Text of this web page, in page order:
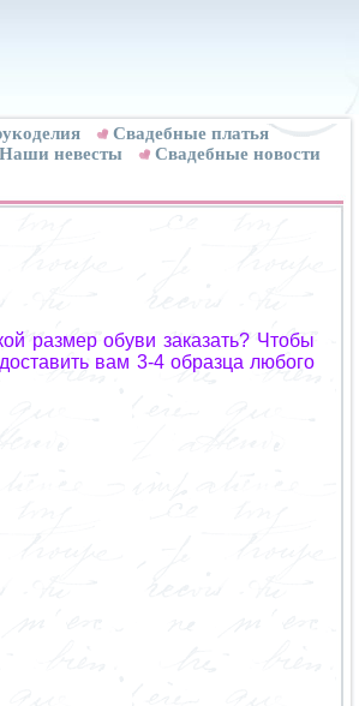
Cвадебные платья
Наши невесты
Свадебные новости
размер обуви заказать? Чтобы
вам 3-4 образца любого